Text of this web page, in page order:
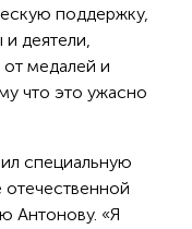
поддержку,
и деятели,
от медалей и
что это ужасно
специальную
отечественной
Антонову. «Я